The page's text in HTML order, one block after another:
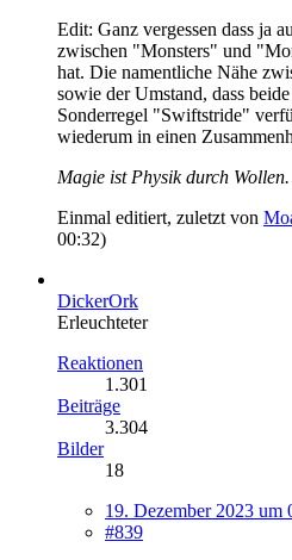
Edit: Ganz vergessen dass ja
zwischen "Monsters" und
hat. Die namentliche Nähe
sowie der Umstand, dass
Sonderregel "Swiftstride"
wiederum in einen
Magie ist Physik durch
Einmal editiert, zuletzt von
00:32)
DickerOrk
Erleuchteter
Reaktionen
1.301
Beiträge
3.304
Bilder
18
19. Dezember 2023 um
#839